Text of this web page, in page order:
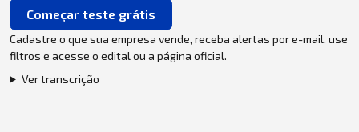
Começar teste grátis
Cadastre o que sua empresa vende, receba alertas por e-mail, use
filtros e acesse o edital ou a página oficial.
Ver transcrição